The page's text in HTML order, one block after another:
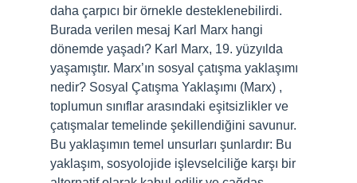
daha çarpıcı bir örnekle desteklenebilirdi.
Burada verilen mesaj Karl Marx hangi
dönemde yaşadı? Karl Marx, 19. yüzyılda
yaşamıştır. Marx’ın sosyal çatışma yaklaşımı
nedir? Sosyal Çatışma Yaklaşımı (Marx) ,
toplumun sınıflar arasındaki eşitsizlikler ve
çatışmalar temelinde şekillendiğini savunur.
Bu yaklaşımın temel unsurları şunlardır: Bu
yaklaşım, sosyolojide işlevselciliğe karşı bir